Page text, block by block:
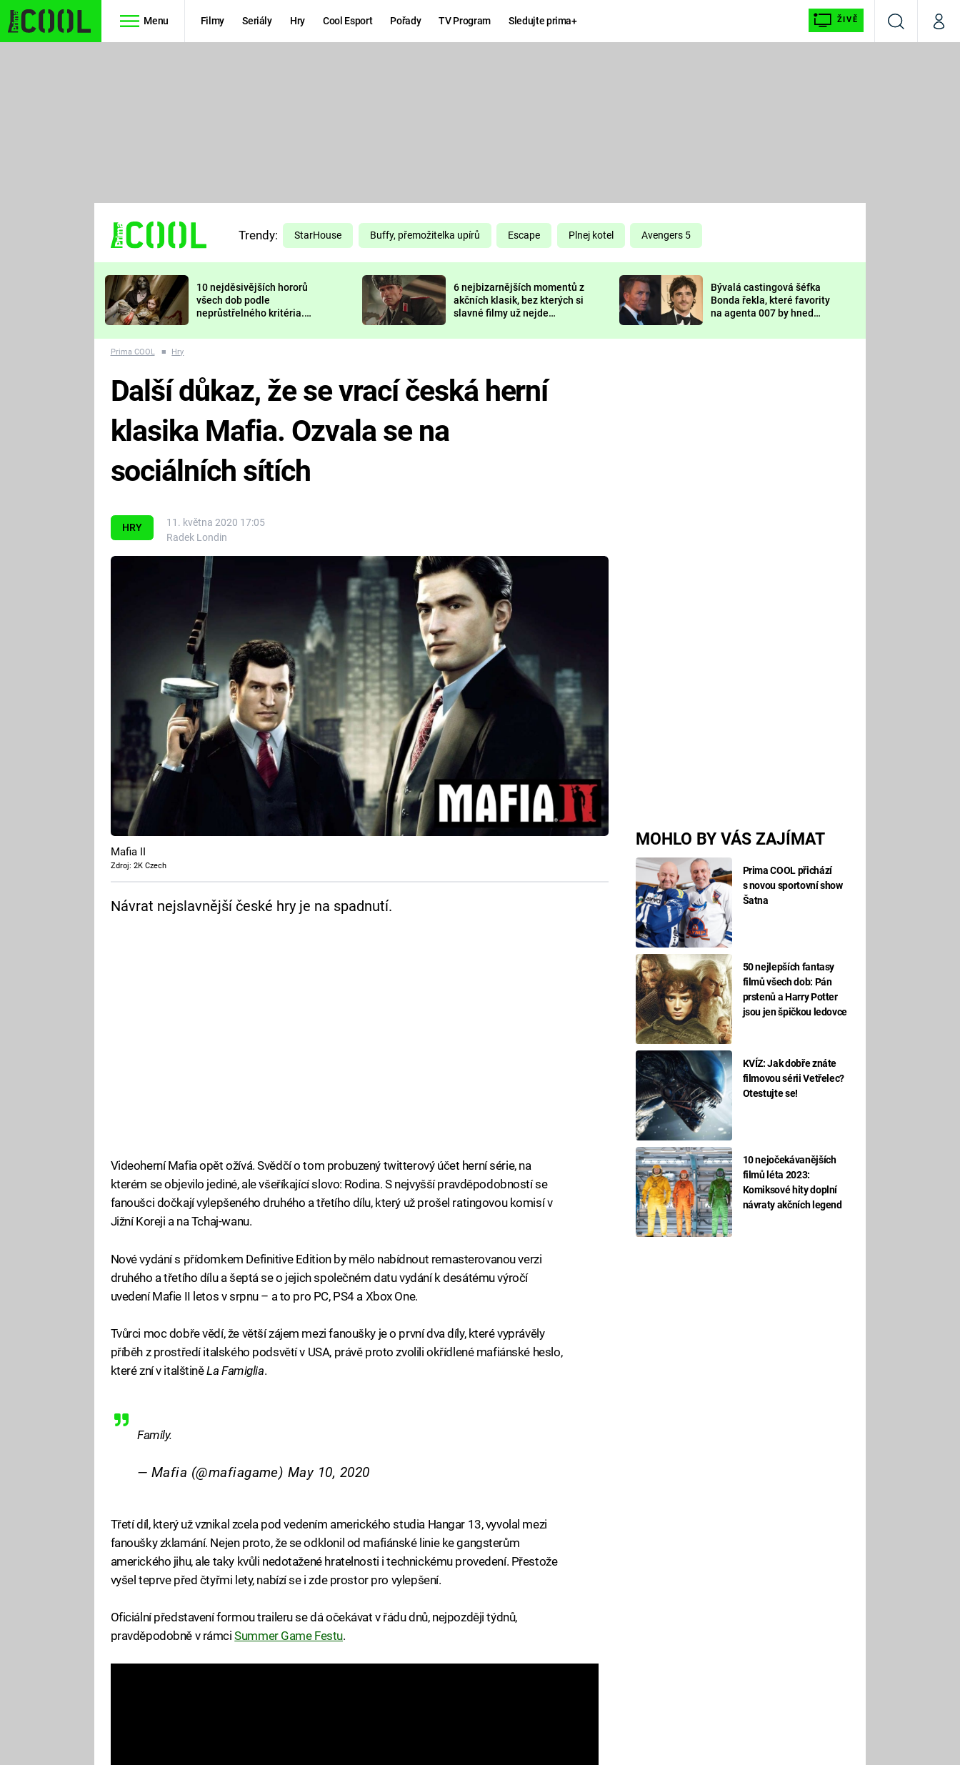
Menu Filmy Seriály Hry Cool Esport Pořady TV Program Sledujte prima+ ŽIVĚ
VyhledáváníMůj
TŘESKU
FUTURAMA
PREDÁTOR
DELIVERANCE
KOMEDIE
CHUCK
NORRIS
DEADPOOL
Prima LAJK
Sledujte nás
Trendy: StarHouse Buffy, přemožitelka upírů Escape Plnej kotel Avengers 5
10 nejděsivějších hororů
všech dob podle
neprůstřelného kritéria.
nejvíc zvednou tep?
6 nejbizarnějších momentů z
akčních klasik, bez kterých si
slavné filmy už nejde
Bývalá castingová šéfka
Bonda řekla, které favority
na agenta 007 by hned
Prima COOL ■ Hry
HRY
11. května 2020 17:05
Radek Londin
MOHLO BY VÁS ZAJÍMAT
Prima COOL přichází
s novou sportovní show
Šatna
50 nejlepších fantasy
filmů všech dob: Pán
prstenů a Harry Potter
jsou jen špičkou ledovce
KVÍZ: Jak dobře znáte
filmovou sérii Vetřelec?
Otestujte se!
10 nejočekávanějších
filmů léta 2023:
Komiksové hity doplní
návraty akčních legend
Další důkaz, že se vrací česká herní
klasika Mafia. Ozvala se na
sociálních sítích
Mafia II
Zdroj: 2K Czech
Návrat nejslavnější české hry je na spadnutí.
Videoherní Mafia opět ožívá. Svědčí o tom probuzený twitterový účet herní série, na
kterém se objevilo jediné, ale všeříkající slovo: Rodina. S nejvyšší pravděpodobností se
fanoušci dočkají vylepšeného druhého a třetího dílu, který už prošel ratingovou komisí v
Jižní Koreji a na Tchaj-wanu.
Nové vydání s přídomkem Definitive Edition by mělo nabídnout remasterovanou verzi
druhého a třetího dílu a šeptá se o jejich společném datu vydání k desátému výročí
uvedení Mafie II letos v srpnu – a to pro PC, PS4 a Xbox One.
Tvůrci moc dobře vědí, že větší zájem mezi fanoušky je o první dva díly, které vyprávěly
příběh z prostředí italského podsvětí v USA, právě proto zvolili okřídlené mafiánské heslo,
které zní v italštiněLa Famiglia.
Family.
— Mafia (@mafiagame) May 10, 2020
Třetí díl, který už vznikal zcela pod vedením amerického studia Hangar 13, vyvolal mezi
fanoušky zklamání. Nejen proto, že se odklonil od mafiánské linie ke gangsterům
amerického jihu, ale taky kvůli nedotažené hratelnosti i technickému provedení. Přestože
vyšel teprve před čtyřmi lety, nabízí se i zde prostor pro vylepšení.
Oficiální představení formou traileru se dá očekávat v řádu dnů, nejpozději týdnů,
pravděpodobně v rámciSummer Game Festu.